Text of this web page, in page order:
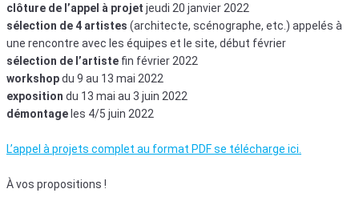
clôture de l’appel à projet jeudi 20 janvier 2022
sélection de 4 artistes (architecte, scénographe, etc.) appelés à
une rencontre avec les équipes et le site, début février
sélection de l’artiste fin février 2022
workshopdu 9 au 13 mai 2022
exposition du 13 mai au 3 juin 2022
démontageles 4/5 juin 2022
L’appel à projets complet au format PDF se télécharge ici.
À vos propositions !